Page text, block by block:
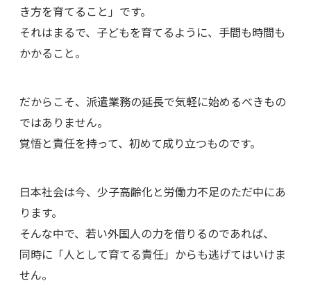
き方を育てること」です。
それはまるで、子どもを育てるように、手間も時間も
かかること。
だからこそ、派遣業務の延長で気軽に始めるべきもの
ではありません。
覚悟と責任を持って、初めて成り立つものです。
日本社会は今、少子高齢化と労働力不足のただ中にあ
ります。
そんな中で、若い外国人の力を借りるのであれば、
同時に「人として育てる責任」からも逃げてはいけま
せん。